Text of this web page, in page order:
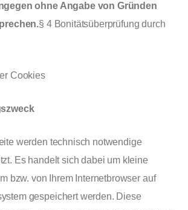
ohne Angabe von Gründen
§ 4 Bonitätsüberprüfung durch
Cookies
werden technisch notwendige
Es handelt sich dabei um kleine
bzw. von Ihrem Internetbrowser auf
gespeichert werden. Diese